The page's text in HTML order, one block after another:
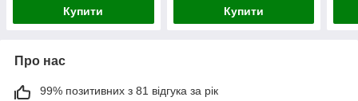
Купити Купити
Про нас
99% позитивних з 81 відгука за рік